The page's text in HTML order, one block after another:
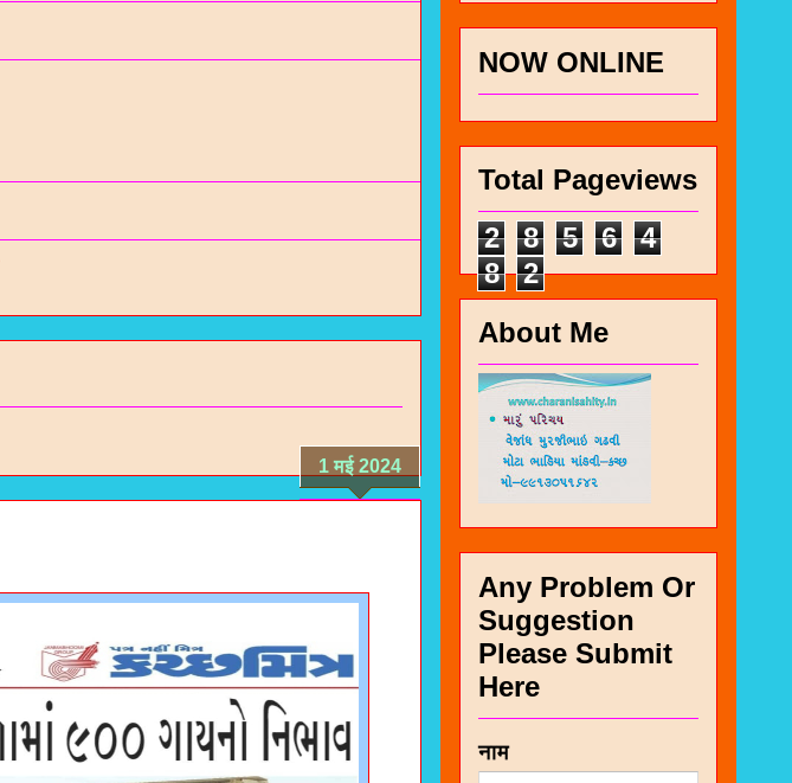
1 मई 2024
NOW ONLINE
Total Pageviews
2
8 5 6
4
8
2
About Me
Any Problem Or
Suggestion
Please Submit
Here
नाम